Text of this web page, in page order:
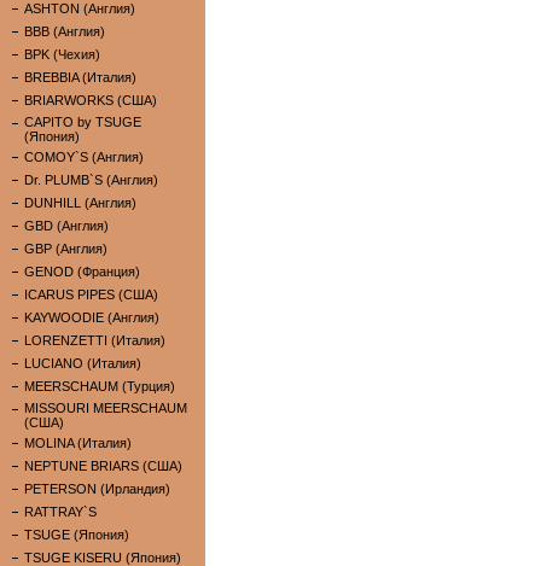
ASHTON (Англия)
BBB (Англия)
BPK (Чехия)
BREBBIA (Италия)
BRIARWORKS (США)
CAPITO by TSUGE
(Япония)
COMOY`S (Англия)
Dr. PLUMB`S (Англия)
DUNHILL (Англия)
GBD (Англия)
GBP (Англия)
GENOD (Франция)
ICARUS PIPES (США)
KAYWOODIE (Англия)
LORENZETTI (Италия)
LUCIANO (Италия)
MEERSCHAUM (Турция)
MISSOURI MEERSCHAUM
(США)
MOLINA (Италия)
NEPTUNE BRIARS (США)
PETERSON (Ирландия)
RATTRAY`S
TSUGE (Япония)
TSUGE KISERU (Япония)